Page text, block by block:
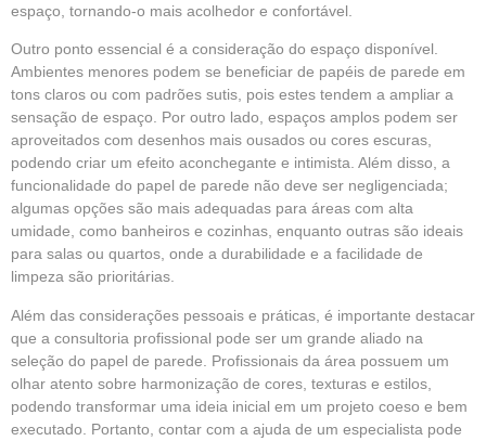
espaço, tornando-o mais acolhedor e confortável.
Outro ponto essencial é a consideração do espaço disponível.
Ambientes menores podem se beneficiar de papéis de parede em
tons claros ou com padrões sutis, pois estes tendem a ampliar a
sensação de espaço. Por outro lado, espaços amplos podem ser
aproveitados com desenhos mais ousados ou cores escuras,
podendo criar um efeito aconchegante e intimista. Além disso, a
funcionalidade do papel de parede não deve ser negligenciada;
algumas opções são mais adequadas para áreas com alta
umidade, como banheiros e cozinhas, enquanto outras são ideais
para salas ou quartos, onde a durabilidade e a facilidade de
limpeza são prioritárias.
Além das considerações pessoais e práticas, é importante destacar
que a consultoria profissional pode ser um grande aliado na
seleção do papel de parede. Profissionais da área possuem um
olhar atento sobre harmonização de cores, texturas e estilos,
podendo transformar uma ideia inicial em um projeto coeso e bem
executado. Portanto, contar com a ajuda de um especialista pode